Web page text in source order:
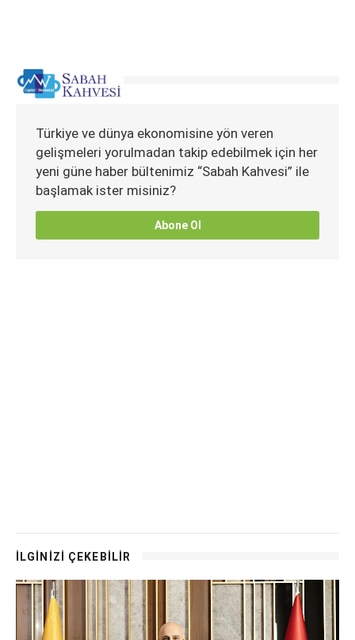
Türkiye ve dünya ekonomisine yön veren
gelişmeleri yorulmadan takip edebilmek için her
yeni güne haber bültenimiz “Sabah Kahvesi” ile
başlamak ister misiniz?
Abone Ol
İLGİNİZİ ÇEKEBİLİR